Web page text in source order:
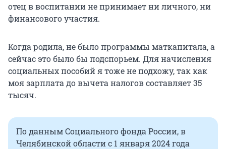
отец в воспитании не принимает ни личного, ни
финансового участия.
Когда родила, не было программы маткапитала, а
сейчас это было бы подспорьем. Для начисления
социальных пособий я тоже не подхожу, так как
моя зарплата до вычета налогов составляет 35
тысяч.
По данным Социального фонда России, в
Челябинской области с 1 января 2024 года